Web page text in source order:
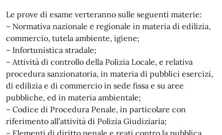
Le prove di esame verteranno sulle seguenti materie:
– Normativa nazionale e regionale in materia di edilizia,
commercio, tutela ambiente, igiene;
– Infortunistica stradale;
– Attività di controllo della Polizia Locale, e relativa
procedura sanzionatoria, in materia di pubblici esercizi,
di edilizia e di commercio in sede fissa e su aree
pubbliche, ed in materia ambientale;
– Codice di Procedura Penale, in particolare con
riferimento all’attività di Polizia Giudiziaria;
– Elementi di diritto penale e reati contro la pubblica